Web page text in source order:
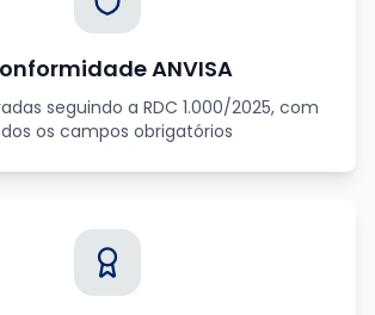
ANVISA
seguindo a RDC 1.000/2025, com
os campos obrigatórios